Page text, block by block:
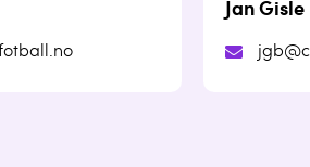
Jan Gisle